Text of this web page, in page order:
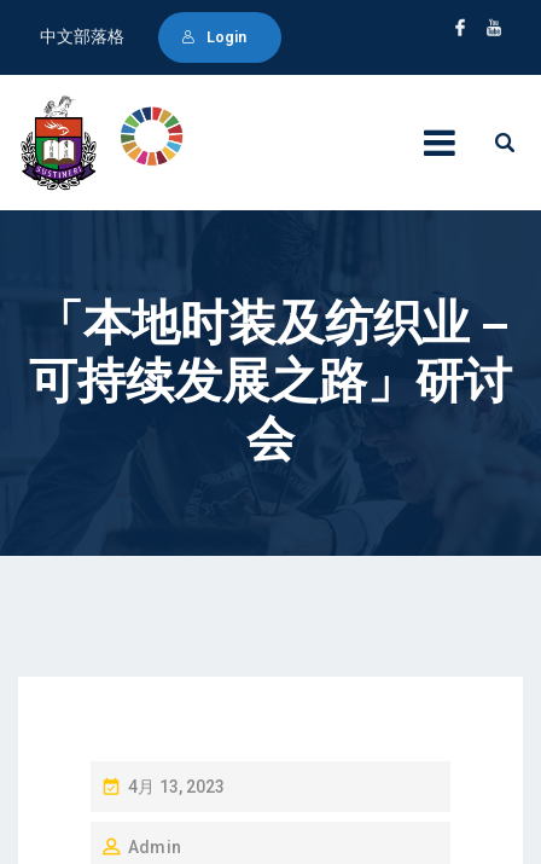
中文部落格 Login
「本地时装及纺织业 –
可持续发展之路」研讨
会
P
S
4月 13, 2023
Admin